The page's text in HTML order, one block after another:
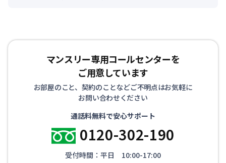
マンスリー専用コールセンターを
ご用意しています
お部屋のこと、契約のことなどご不明点はお気軽に
お問い合わせください
通話料無料で安心サポート
0120-302-190
受付時間：平日 10:00-17:00